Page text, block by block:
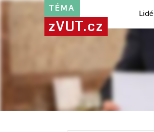
TÉMA
zVUT.cz
Lidé